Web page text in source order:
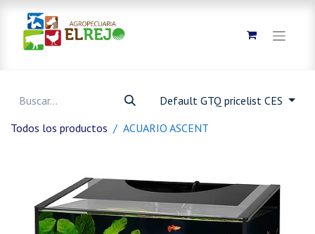
Default GTQ pricelist CES
Todos los productos
ACUARIO ASCENT